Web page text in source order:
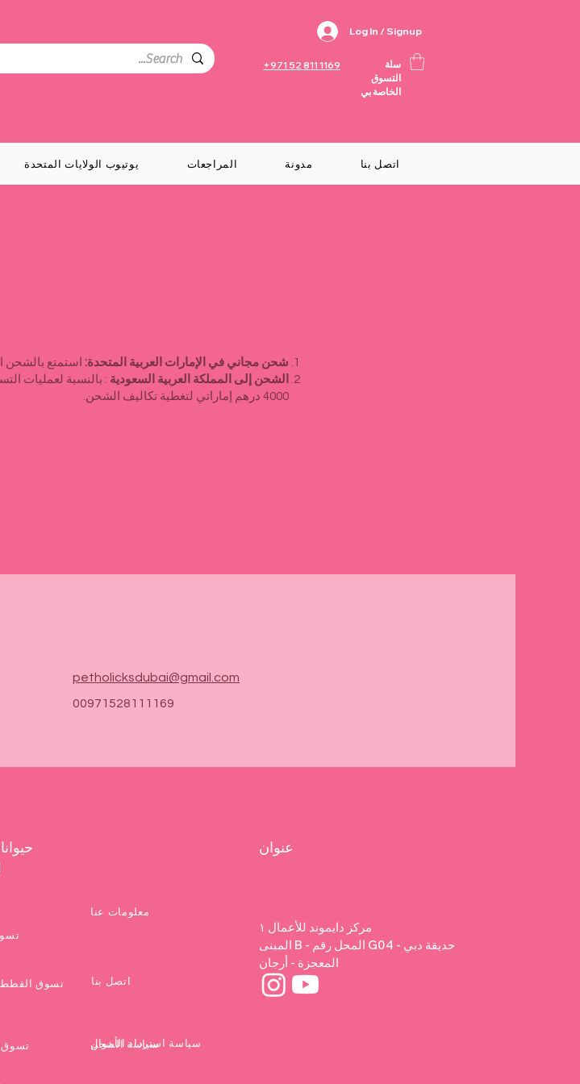
Log In / Signup
+971 52 811 1169
سلة
التسوق
الخاصة بي
يوتيوب الولايات المتحدة المراجعات مدونة اتصل بنا
شحن مجاني في الإمارات العربية المتحدة: استمتع بالشحن
الشحن إلى المملكة العربية السعودية : بالنسبة لعمليات
4000 درهم إماراتي لتغطية تكاليف الشحن.
petholicksdubai@gmail.com
00971528111169
عنوان
تسوق القطط اتصل بنا
تسوق سياسة الشحن
مركز دايموند للأعمال ١
المبنى B - المحل رقم G04 - حديقة دبي
المعجزة - أرجان
سياسة استرداد الأموال
معلومات عنا